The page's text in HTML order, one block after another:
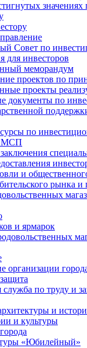
значениях
Совет по
для инвесторов
меморандум
проектов по
проекты
документы по
по
МСП
и
рынка и
и ярмарок
организации
по труду и
и
и культуры
«Юбилейный»